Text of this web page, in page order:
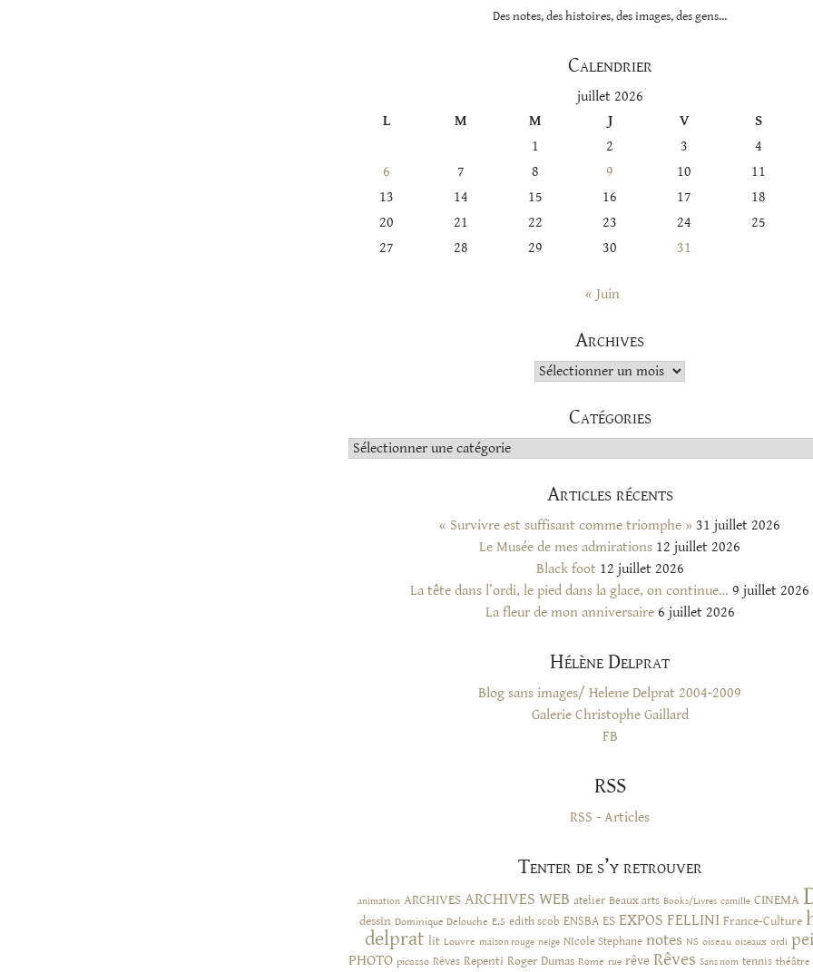
Des notes, des histoires, des images, des gens…
Calendrier
juillet 2026
L
M M J V
S
1
2 3
4
6
7 8 9 10
11
13
14 15 16 17
18
20
21 22 23 24
25
27
28 29 30 31
« Juin
Archives
Archives
Catégories
Catégories
Articles récents
« Survivre est suffisant comme triomphe » 31 juillet 2026
Le Musée de mes admirations 12 juillet 2026
Black foot 12 juillet 2026
La tête dans l’ordi, le pied dans la glace, on continue… 9 juillet 2026
La fleur de mon anniversaire 6 juillet 2026
Hélène Delprat
Blog sans images/ Helene Delprat 2004-2009
Galerie Christophe Gaillard
FB
RSS
RSS - Articles
Tenter de s’y retrouver
animation ARCHIVES ARCHIVES WEB atelier Beaux arts Books/Livres camille CINEMA
dessin Dominique Delouche E.S edith scob ENSBA ES EXPOS FELLINI France-Culture
delprat lit Louvre maison rouge neige NIcole Stephane notes NS oiseau oiseaux ordi
PHOTO picasso Rêves Repenti Roger Dumas Rome rue rêve Rêves Sans nom tennis théâtre